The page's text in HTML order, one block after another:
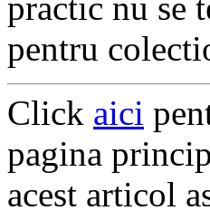
practic nu se
pentru
Click aici
pagina
acest articol